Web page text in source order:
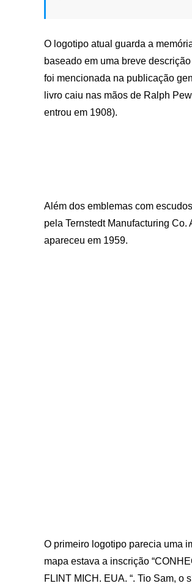
O logotipo atual guarda a
baseado em uma breve
foi mencionada na publicação
livro caiu nas mãos de Ralph
entrou em 1908).
Além dos emblemas com
pela Ternstedt Manufacturing
apareceu em 1959.
O primeiro logotipo parecia uma
mapa estava a inscrição
FLINT MICH. EUA. “. Tio Sam,